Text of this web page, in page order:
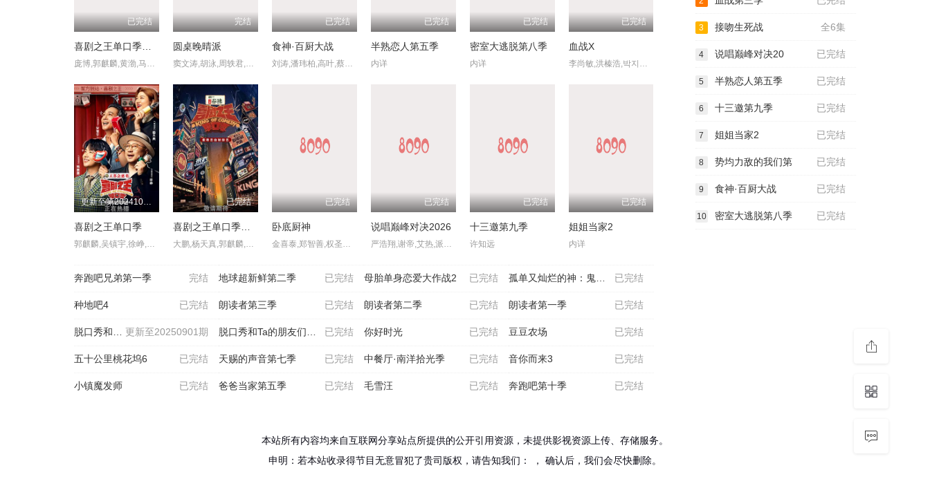
已完结
喜剧之王单口季第三季
庞博,郭麒麟,黄渤,马思纯
完结
圆桌晚晴派
窦文涛,胡泳,周轶君,马家辉,景军,许戈辉
已完结
食神·百厨大战
刘涛,潘玮柏,高叶,蔡昊,梁经伦,周晓燕
已完结
半熟恋人第五季
内详
已完结
密室大逃脱第八季
内详
已完结
血战X
李尚敏,洪榛浩,박지민,곽범,서출구,하승진
喜剧之王单口季
已完结
喜剧之王单口季第二季
已完结
卧底厨神
已完结
说唱巅峰对决2026
已完结
十三邀第九季
许知远
已完结
姐姐当家2
内详
完结
奔跑吧兄弟第一季 已完结
地球超新鲜第二季 已完结
母胎单身恋爱大作战2 已完结
孤单又灿烂的神：鬼怪十周
已完结
种地吧4 已完结
朗读者第三季 已完结
朗读者第二季 已完结
朗读者第一季
更新至20250901期
脱口秀和Ta的朋友们第二 已完结
脱口秀和Ta的朋友们第三 已完结
你好时光 已完结
豆豆农场
已完结
五十公里桃花坞6 已完结
天赐的声音第七季 已完结
中餐厅·南洋拾光季 已完结
音你而来3
已完结
小镇魔发师 已完结
爸爸当家第五季 已完结
毛雪汪 已完结
奔跑吧第十季
全6集
3 接吻生死战
已完结
4 说唱巅峰对决20
已完结
5 半熟恋人第五季
已完结
6 十三邀第九季
已完结
7 姐姐当家2
已完结
8 势均力敌的我们第
已完结
9 食神·百厨大战
已完结
10 密室大逃脱第八季
本站所有内容均来自互联网分享站点所提供的公开引用资源，未提供影视资源上传、存储服务。
申明：若本站收录得节目无意冒犯了贵司版权，请告知我们：
， 确认后，我们会尽快删除。